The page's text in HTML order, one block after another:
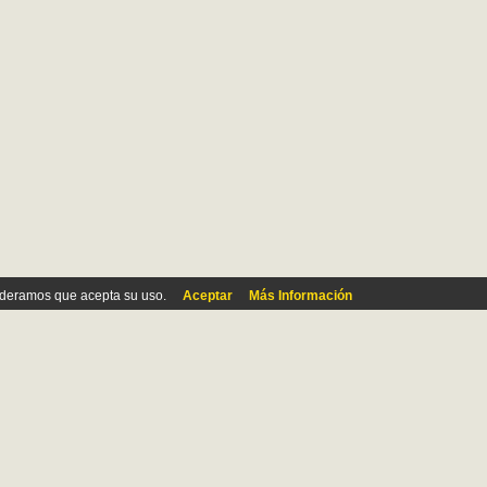
que acepta su uso. Aceptar Más Información